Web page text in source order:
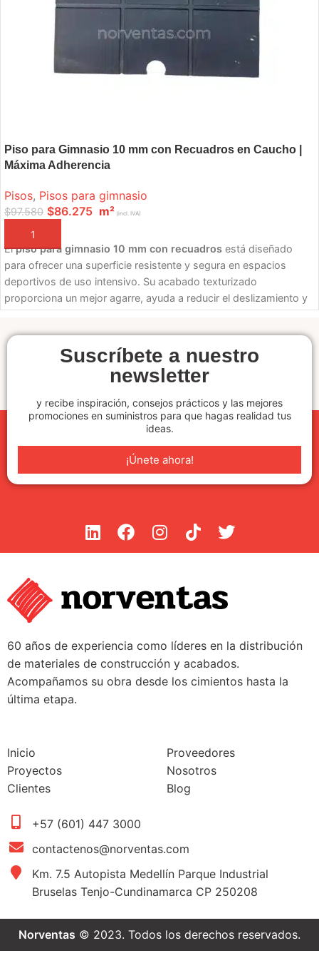
Piso para Gimnasio 10 mm con Recuadros en Caucho |
Máxima Adherencia
Pisos, Pisos para gimnasio
$97.580 $86.275 m² (incl. IVA)
AÑADIR A LA CESTA
Elpiso para gimnasio 10 mm con recuadros está diseñado
para ofrecer una superficie resistente y segura en espacios
deportivos de uso intensivo. Su acabado texturizado
proporciona un mejor agarre, ayuda a reducir el deslizamiento y
aporta una apariencia profesional a gimnasios, centros de
entrenamiento y áreas de acondicionamiento físico.El precio
indicado corresponde al metro cuadrado (m²)
, facilitando el
cálculo del material necesario para cada proyecto.
Suscríbete a nuestro
newsletter
y recibe inspiración, consejos prácticos y las mejores
promociones en suministros para que hagas realidad tus
ideas.
¡Únete ahora!
60 años de experiencia como líderes en la distribución
de materiales de construcción y acabados.
Acompañamos su obra desde los cimientos hasta la
última etapa.
Inicio
Proyectos
Clientes
Proveedores
Nosotros
Blog
+57 (601) 447 3000
contactenos@norventas.com
Km. 7.5 Autopista Medellín Parque Industrial
Bruselas Tenjo-Cundinamarca CP 250208
Norventas © 2023. Todos los derechos reservados.